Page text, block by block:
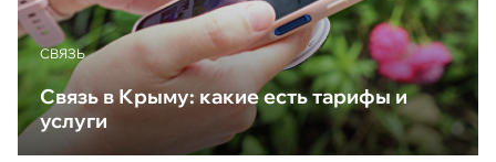
CВЯЗЬ
Связь в Крыму: какие есть тарифы и
услуги